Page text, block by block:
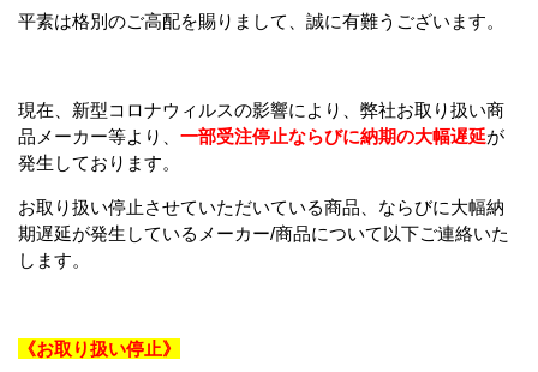
平素は格別のご高配を賜りまして、誠に有難うございます。
現在、新型コロナウィルスの影響により、弊社お取り扱い商
品メーカー等より、 一部受注停止ならびに納期の大幅遅延が
発生しております。
お取り扱い停止させていただいている商品、ならびに大幅納
期遅延が発生しているメーカー/商品について以下ご連絡いた
します。
《お取り扱い停止》